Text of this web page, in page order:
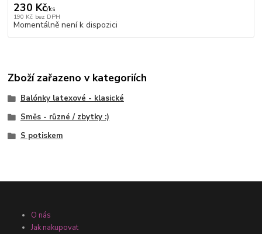
230 Kč/ks
190 Kč bez DPH
Momentálně není k dispozici
Zboží zařazeno v kategoriích
Balónky latexové - klasické
Směs - různé / zbytky :)
S potiskem
O nás
Jak nakupovat